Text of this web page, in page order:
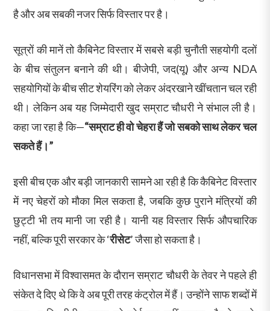
है और अब सबकी नजर सिर्फ विस्तार पर है।
सूत्रों की मानें तो कैबिनेट विस्तार में सबसे बड़ी चुनौती सहयोगी दलों
के बीच संतुलन बनाने की थी। बीजेपी, जद(यू) और अन्य NDA
सहयोगियों के बीच सीट शेयरिंग को लेकर अंदरखाने खींचतान चल रही
थी। लेकिन अब यह जिम्मेदारी खुद सम्राट चौधरी ने संभाल ली है।
कहा जा रहा है कि—“सम्राट ही वो चेहरा हैं जो सबको साथ लेकर चल
सकते हैं।”
इसी बीच एक और बड़ी जानकारी सामने आ रही है कि कैबिनेट विस्तार
में नए चेहरों को मौका मिल सकता है, जबकि कुछ पुराने मंत्रियों की
छुट्टी भी तय मानी जा रही है। यानी यह विस्तार सिर्फ औपचारिक
नहीं, बल्कि पूरी सरकार के ‘रीसेट’ जैसा हो सकता है।
विधानसभा में विश्वासमत के दौरान सम्राट चौधरी के तेवर ने पहले ही
संकेत दे दिए थे कि वे अब पूरी तरह कंट्रोल में हैं। उन्होंने साफ शब्दों में